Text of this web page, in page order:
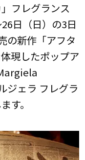
フレグランス
日（日）の3日
の新作「アフタ
現したポップア
ジェラ フレグラ
す。